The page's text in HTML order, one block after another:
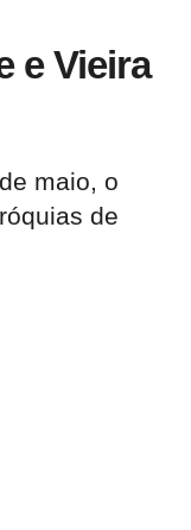
e Vieira
maio, o
de